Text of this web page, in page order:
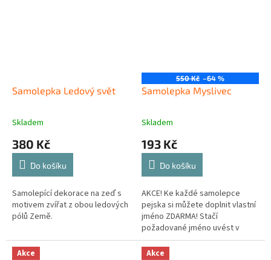
Samolepka Ledový svět
Skladem
380 Kč
Do košíku
Samolepící dekorace na zeď s
motivem zvířat z obou ledových
pólů Země.
550 Kč –64 %
Samolepka Myslivec
Skladem
193 Kč
Do košíku
AKCE! Ke každé samolepce
pejska si můžete doplnit vlastní
jméno ZDARMA! Stačí
požadované jméno uvést v
poznámce v posledním kroku v
košíku.
Akce
Akce